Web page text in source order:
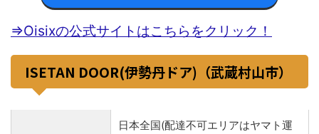
⇒Oisixの公式サイトはこちらをクリック！
ISETAN DOOR(伊勢丹ドア)（武蔵村山市）
日本全国(配達不可エリアはヤマト運